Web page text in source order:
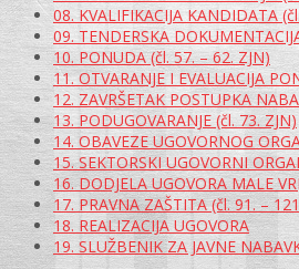
08. KVALIFIKACIJA KANDIDATA
09. TENDERSKA
10. PONUDA (čl. 57. – 62. ZJN)
11. OTVARANJE I EVALUACIJA
12. ZAVRŠETAK POSTUPKA
13. PODUGOVARANJE (čl. 73. ZJN)
14. OBAVEZE UGOVORNOG
15. SEKTORSKI UGOVORNI
16. DODJELA UGOVORA MALE
17. PRAVNA ZAŠTITA (čl. 91. –
18. REALIZACIJA UGOVORA
19. SLUŽBENIK ZA JAVNE